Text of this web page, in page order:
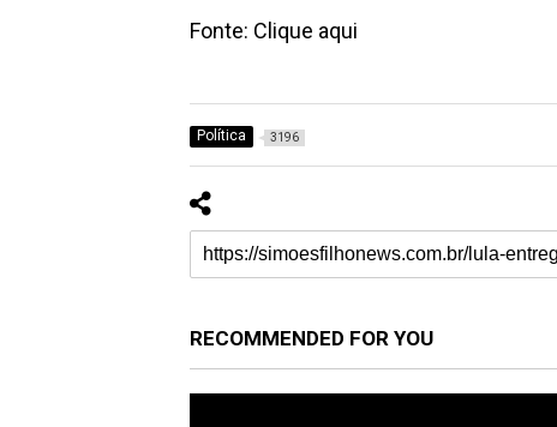
Fonte: Clique aqui
Política 3196
RECOMMENDED FOR YOU